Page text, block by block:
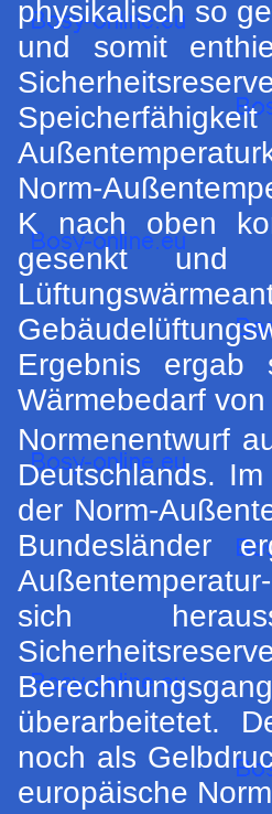
physikalisch so
und somit
Norm-
K nach oben
gesenkt und
Ergebnis ergab
Wärmebedarf
Normenentwurf
Deutschlands.
der Norm-
Bundesländer
sich
überarbeitetet.
noch als
europäische